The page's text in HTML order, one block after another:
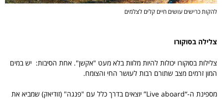
להקות כרישים עושים חיים קלים לצלמים
צלילה בסוקורו
צלילות בסוקורו יכולות להיות מלוות בלא מעט "אקשן". אחת הסיבות: יש במים
המון זרמים מצב שתורם רבות לעושר החי והצומח.
מספינת ה-“Live aboard” יוצאים בדרך כלל עם "פנגה" (זודיאק) שמביא את